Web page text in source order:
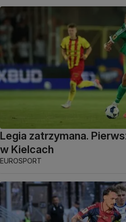
Legia zatrzymana.
w Kielcach
EUROSPORT